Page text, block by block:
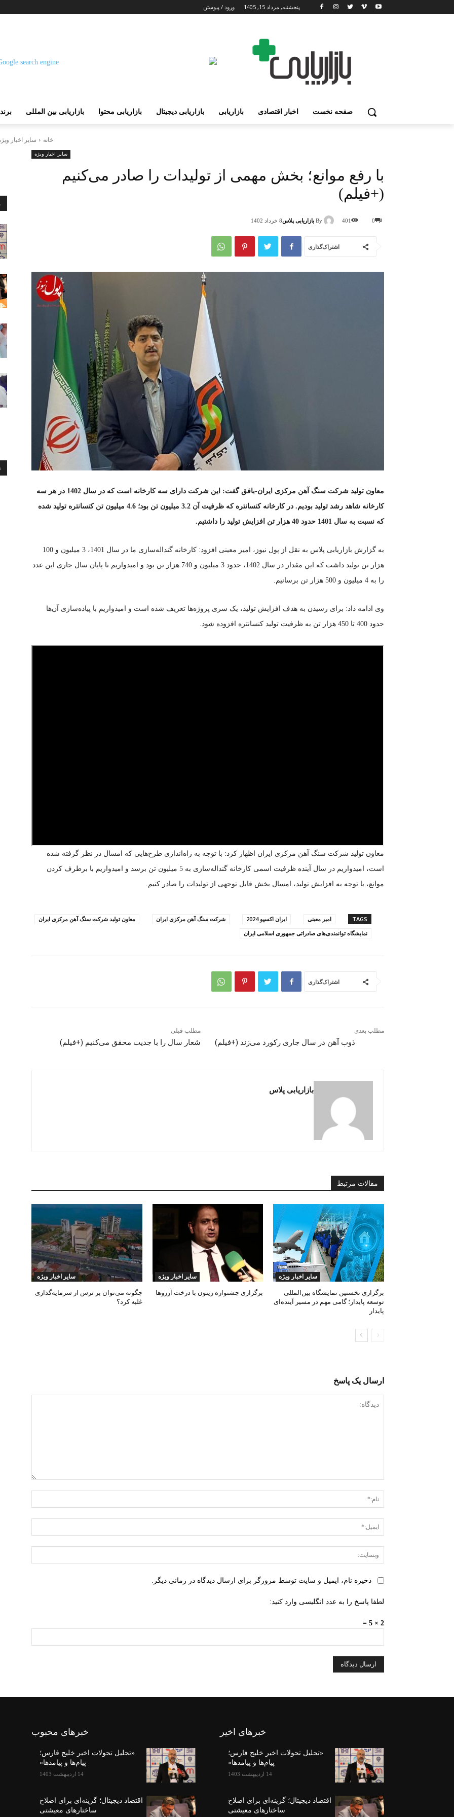
پنجشنبه, مرداد 15, 1405 ورود / پیوستن
صفحه نخست اخبار اقتصادی بازاریابی بازاریابی دیجیتال بازاریابی محتوا بازاریابی بین المللی
خانه سایر اخبار
سایر اخبار ویژه
با رفع موانع؛ بخش مهمی از تولیدات را صادر می‌کنیم
(+فیلم)
By بازاریابی پلاس8 خرداد 1402 0
401
اشتراک‌گذاری
معاون تولید شرکت سنگ آهن مرکزی ایران-بافق گفت: این شرکت دارای سه کارخانه است که در سال 1402 در هر سه
کارخانه شاهد رشد تولید بودیم. در کارخانه کنسانتره که ظرفیت آن 3.2 میلیون تن بود؛ 4.6 میلیون تن کنسانتره تولید شده
که نسبت به سال 1401 حدود 40 هزار تن افزایش تولید را داشتیم.
به گزارش بازاریابی پلاس به نقل از پول نیوز، امیر معینی افزود: کارخانه گنداله‌سازی ما در سال 1401، 3 میلیون و 100
هزار تن تولید داشت که این مقدار در سال 1402، حدود 3 میلیون و 740 هزار تن بود و امیدواریم تا پایان سال جاری این عدد
را به 4 میلیون و 500 هزار تن برسانیم.
وی ادامه داد: برای رسیدن به هدف افزایش تولید، یک سری پروژه‌ها تعریف شده است و امیدواریم با پیاده‌سازی آن‌ها
حدود 400 تا 450 هزار تن به ظرفیت تولید کنسانتره افزوده شود.
معاون تولید شرکت سنگ آهن مرکزی ایران اظهار کرد: با توجه به راه‌اندازی طرح‌هایی که امسال در نظر گرفته شده
است، امیدواریم در سال آینده ظرفیت اسمی کارخانه گنداله‌سازی به 5 میلیون تن برسد و امیدواریم با برطرف کردن
موانع، با توجه به افزایش تولید، امسال بخش قابل توجهی از تولیدات را صادر کنیم.
TAGS امیر معینی ایران اکسپو 2024 شرکت سنگ آهن مرکزی ایران
معاون تولید شرکت سنگ آهن مرکزی ایران
نمایشگاه توانمندی‌های صادراتی جمهوری اسلامی ایران
اشتراک‌گذاری
مطلب قبلی
شعار سال را با جدیت محقق می‌کنیم (+فیلم)
مطلب بعدی
ذوب آهن در سال جاری رکورد می‌زند (+فیلم)
بازاریابی پلاس
مقالات مرتبط
سایر اخبار ویژه
برگزاری نخستین نمایشگاه بین‌المللی
توسعه پایدار؛ گامی مهم در مسیر آینده‌ای
پایدار
سایر اخبار ویژه
برگزاری جشنواره زیتون با درخت آرزوها
سایر اخبار ویژه
چگونه می‌توان بر ترس از سرمایه‌گذاری
غلبه کرد؟
ارسال یک پاسخ
ذخیره نام، ایمیل و سایت توسط مرورگر برای ارسال دیدگاه در زمانی دیگر.
لطفا پاسخ را به عدد انگلیسی وارد کنید:
2 × 5 =
خبرهای اخیر
«تحلیل تحولات اخیر خلیج فارس؛
پیام‌ها و پیامدها»
14 اردیبهشت 1403
اقتصاد دیجیتال؛ گزینه‌ای برای اصلاح
ساختارهای معیشتی
خبرهای محبوب
«تحلیل تحولات اخیر خلیج فارس؛
پیام‌ها و پیامدها»
14 اردیبهشت 1403
اقتصاد دیجیتال؛ گزینه‌ای برای اصلاح
ساختارهای معیشتی